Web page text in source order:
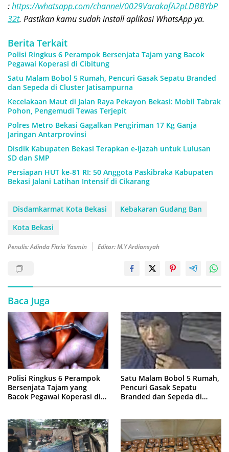
:https://whatsapp.com/channel/0029VarakafA2pLDBBYbP
32t. Pastikan kamu sudah install aplikasi WhatsApp ya.
Berita Terkait
Polisi Ringkus 6 Perampok Bersenjata Tajam yang Bacok
Pegawai Koperasi di Cibitung
Satu Malam Bobol 5 Rumah, Pencuri Gasak Sepatu Branded
dan Sepeda di Cluster Jatisampurna
Kecelakaan Maut di Jalan Raya Pekayon Bekasi: Mobil Tabrak
Pohon, Pengemudi Tewas Terjepit
Polres Metro Bekasi Gagalkan Pengiriman 17 Kg Ganja
Jaringan Antarprovinsi
Disdik Kabupaten Bekasi Terapkan e-Ijazah untuk Lulusan
SD dan SMP
Persiapan HUT ke-81 RI: 50 Anggota Paskibraka Kabupaten
Bekasi Jalani Latihan Intensif di Cikarang
Disdamkarmat Kota Bekasi
Kebakaran Gudang Ban
Kota Bekasi
Penulis: Adinda Fitria Yasmin Editor: M.Y Ardiansyah
Baca Juga
Polisi Ringkus 6 Perampok
Bersenjata Tajam yang
Bacok Pegawai Koperasi di
Satu Malam Bobol 5 Rumah,
Pencuri Gasak Sepatu
Branded dan Sepeda di